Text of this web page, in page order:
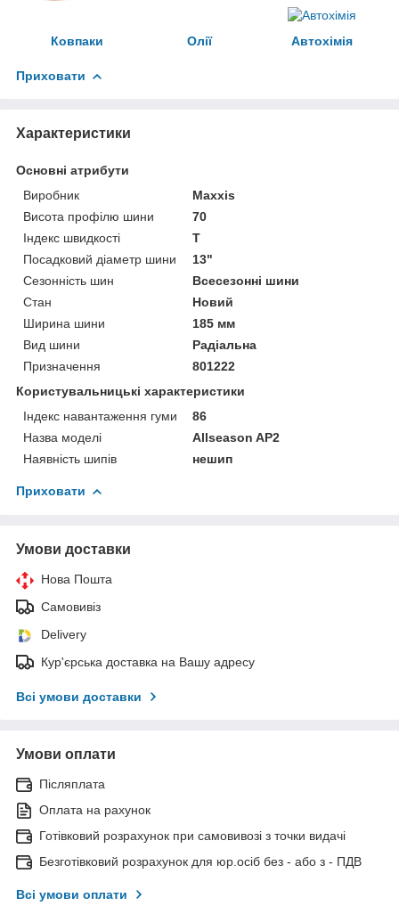
Ковпаки Олії Автохімія
Приховати
Характеристики
Основні атрибути
Виробник
Maxxis
Висота профілю шини
70
Індекс швидкості
T
Посадковий діаметр шини
13"
Сезонність шин
Всесезонні шини
Стан
Новий
Ширина шини
185 мм
Вид шини
Радіальна
Призначення
801222
Користувальницькі характеристики
Індекс навантаження гуми
86
Назва моделі
Allseason AP2
Наявність шипів
нешип
Приховати
Умови доставки
Нова Пошта
Самовивіз
Delivery
Кур'єрська доставка на Вашу адресу
Всі умови доставки
Умови оплати
Післяплата
Оплата на рахунок
Готівковий розрахунок при самовивозі з точки видачі
Безготівковий розрахунок для юр.осіб без - або з - ПДВ
Всі умови оплати